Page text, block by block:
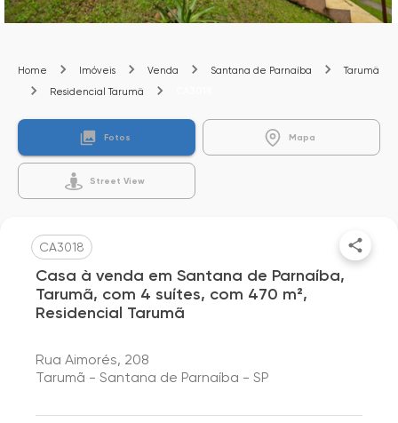
Home Imóveis Venda Santana de Parnaíba
Tarumã
Residencial Tarumã
Fotos Mapa
Street View
CA3018
Casa à venda em Santana de Parnaíba,
Tarumã, com 4 suítes, com 470 m²,
Residencial Tarumã
Rua Aimorés, 208
Tarumã - Santana de Parnaíba - SP